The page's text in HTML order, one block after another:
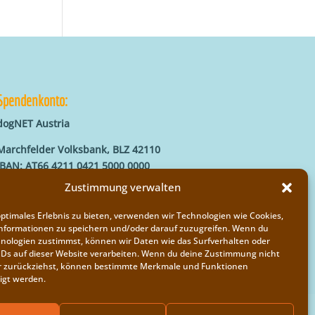
Zustimmung verwalten
Erlebnis zu bieten, verwenden wir Technologien wie Cookies,
zu speichern und/oder darauf zuzugreifen. Wenn du
zustimmst, können wir Daten wie das Surfverhalten oder
auf dieser Website verarbeiten. Wenn du deine Zustimmung nicht
zurückziehst, können bestimmte Merkmale und Funktionen
werden.
Austria
Volksbank, BLZ 42110
AT66 4211 0421 5000 0000
BIC: MVOGAT22XXX